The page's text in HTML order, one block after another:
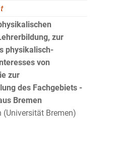
zur
physikalisch-
von
zur
des Fachgebiets -
Bremen
(Universität Bremen)